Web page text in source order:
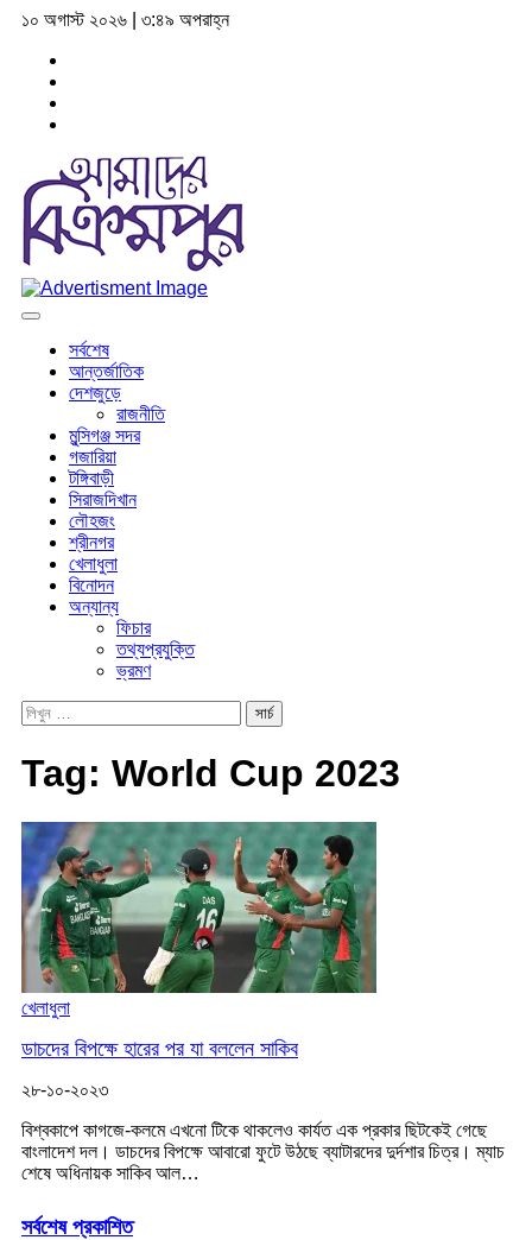
১০ অগাস্ট ২০২৬ | ৩:৪৯ অপরাহ্ন
সর্বশেষ
আন্তর্জাতিক
দেশজুড়ে
রাজনীতি
মুন্সিগঞ্জ সদর
গজারিয়া
টঙ্গিবাড়ী
সিরাজদিখান
লৌহজং
শ্রীনগর
খেলাধুলা
বিনোদন
অন্যান্য
ফিচার
তথ্যপ্রযুক্তি
ভ্রমণ
Tag: World Cup 2023
খেলাধুলা
ডাচদের বিপক্ষে হারের পর যা বললেন সাকিব
২৮-১০-২০২৩
বিশ্বকাপে কাগজে-কলমে এখনো টিকে থাকলেও কার্যত এক প্রকার ছিটকেই গেছে
বাংলাদেশ দল। ডাচদের বিপক্ষে আবারো ফুটে উঠছে ব্যাটারদের দুর্দশার চিত্র। ম্যাচ
শেষে অধিনায়ক সাকিব আল…
সর্বশেষ প্রকাশিত